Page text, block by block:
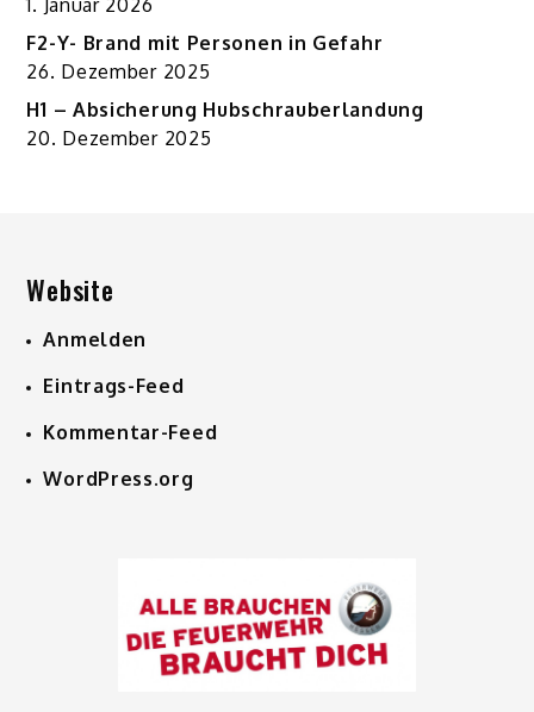
1. Januar 2026
F2-Y- Brand mit Personen in Gefahr
26. Dezember 2025
H1 – Absicherung Hubschrauberlandung
20. Dezember 2025
Website
Anmelden
Eintrags-Feed
Kommentar-Feed
WordPress.org